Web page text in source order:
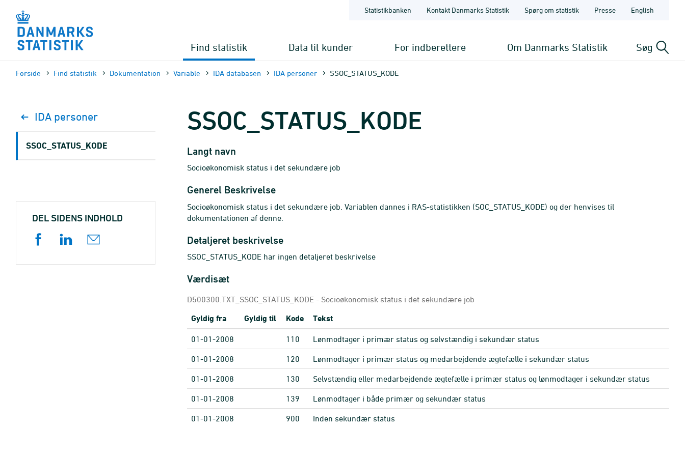
sidens
indhold
Statistikbanken Kontakt Danmarks Statistik Spørg om statistik Presse English
Find statistik Data til kunder For indberettere Om Danmarks Statistik Søg
Forside Find statistik Dokumen­tation Variable IDA databasen IDA personer SSOC_STATUS_KODE
SSOC_STATUS_KODE
Langt navn
Socioøkonomisk status i det sekundære job
Generel Beskrivelse
Socioøkonomisk status i det sekundære job. Variablen dannes i RAS-statistikken (SOC_STATUS_KODE) og der henvises til
dokumentationen af denne.
Detaljeret beskrivelse
SSOC_STATUS_KODE har ingen detaljeret beskrivelse
Værdisæt
D500300.TXT_SSOC_STATUS_KODE - Socioøkonomisk status i det sekundære job
Gyldig fra Gyldig til Kode Tekst
01-01-2008 110 Lønmodtager i primær status og selvstændig i sekundær status
01-01-2008 120 Lønmodtager i primær status og medarbejdende ægtefælle i sekundær status
01-01-2008 130 Selvstændig eller medarbejdende ægtefælle i primær status og lønmodtager i sekundær status
01-01-2008 139 Lønmodtager i både primær og sekundær status
01-01-2008 900 Inden sekundær status
IDA personer
SSOC_STATUS_KODE
DEL SIDENS INDHOLD